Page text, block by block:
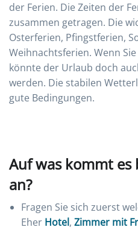
der Ferien. Die Zeiten der
zusammen getragen. Die
Osterferien, Pfingstferien,
Weihnachtsferien. Wenn
könnte der Urlaub doch
werden. Die stabilen
gute Bedingungen.
Auf was kommt
an?
Fragen Sie sich zuerst
Eher Hotel, Zimmer mit